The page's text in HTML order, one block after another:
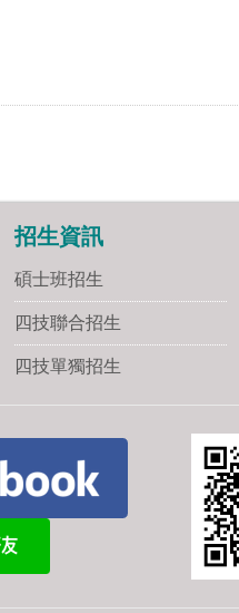
招生資訊
碩士班招生
四技聯合招生
四技單獨招生